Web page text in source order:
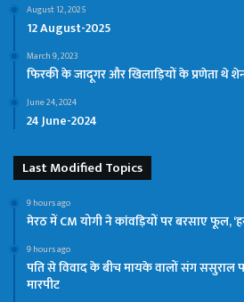
August 12, 2025
12 August-2025
March 9, 2023
फिरकी के जादूगर और खिलाड़ियों के प्रणेता थे शेन
June 24, 2024
24 June-2024
Last Modified Topics
9 hours ago
मेरठ में CM योगी ने कांवड़ियों पर बरसाए फूल,
9 hours ago
पति से विवाद के बीच मायके वालों संग ससुराल
मारपीट